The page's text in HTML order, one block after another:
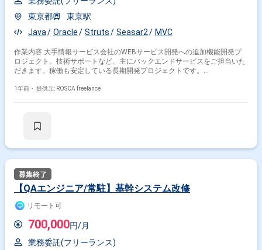
東京都
東京駅
Java
Oracle Struts Seasar2 MVC
作業内容 大手情報サービス会社のWEBサービス開発への追加機能開発プ
ロジェクト。技術サポートなど、主にバックエンドサービスをご担当いた
だきます。稼働も安定している長期開発プロジェクトです。
合】 日本語能力検定１級お持ちの方 日本語が母国語の方
1年前・ 提供元: ROSCA freelance
【QAエンジニア/常駐】基幹システム改修
リモート可
700,000円/月
業務委託(フリーランス)
SpringBoot
その他の職種から探す
サーバーサイドエンジニア
フロントエンドエンジニア
バックエンドエンジニア
アプリケーションエンジニア